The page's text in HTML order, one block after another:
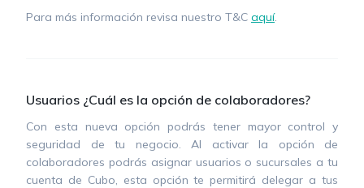
Para más información revisa nuestro T&C aquí.
Usuarios ¿Cuál es la opción de colaboradores?
Con esta nueva opción podrás tener mayor control y
seguridad de tu negocio. Al activar la opción de
colaboradores podrás asignar usuarios o sucursales a tu
cuenta de Cubo, esta opción te permitirá delegar a tus